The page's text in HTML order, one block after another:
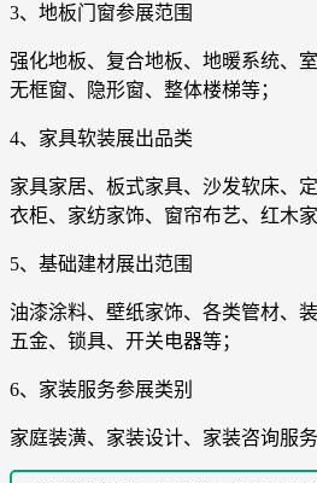
3、地板门窗参展范围
强化地板、复合地板、地暖系统、
无框窗、隐形窗、整体楼梯等；
4、家具软装展出品类
家具家居、板式家具、沙发软床、
衣柜、家纺家饰、窗帘布艺、红木家
5、基础建材展出范围
油漆涂料、壁纸家饰、各类管材、
五金、锁具、开关电器等；
6、家装服务参展类别
家庭装潢、家装设计、家装咨询服